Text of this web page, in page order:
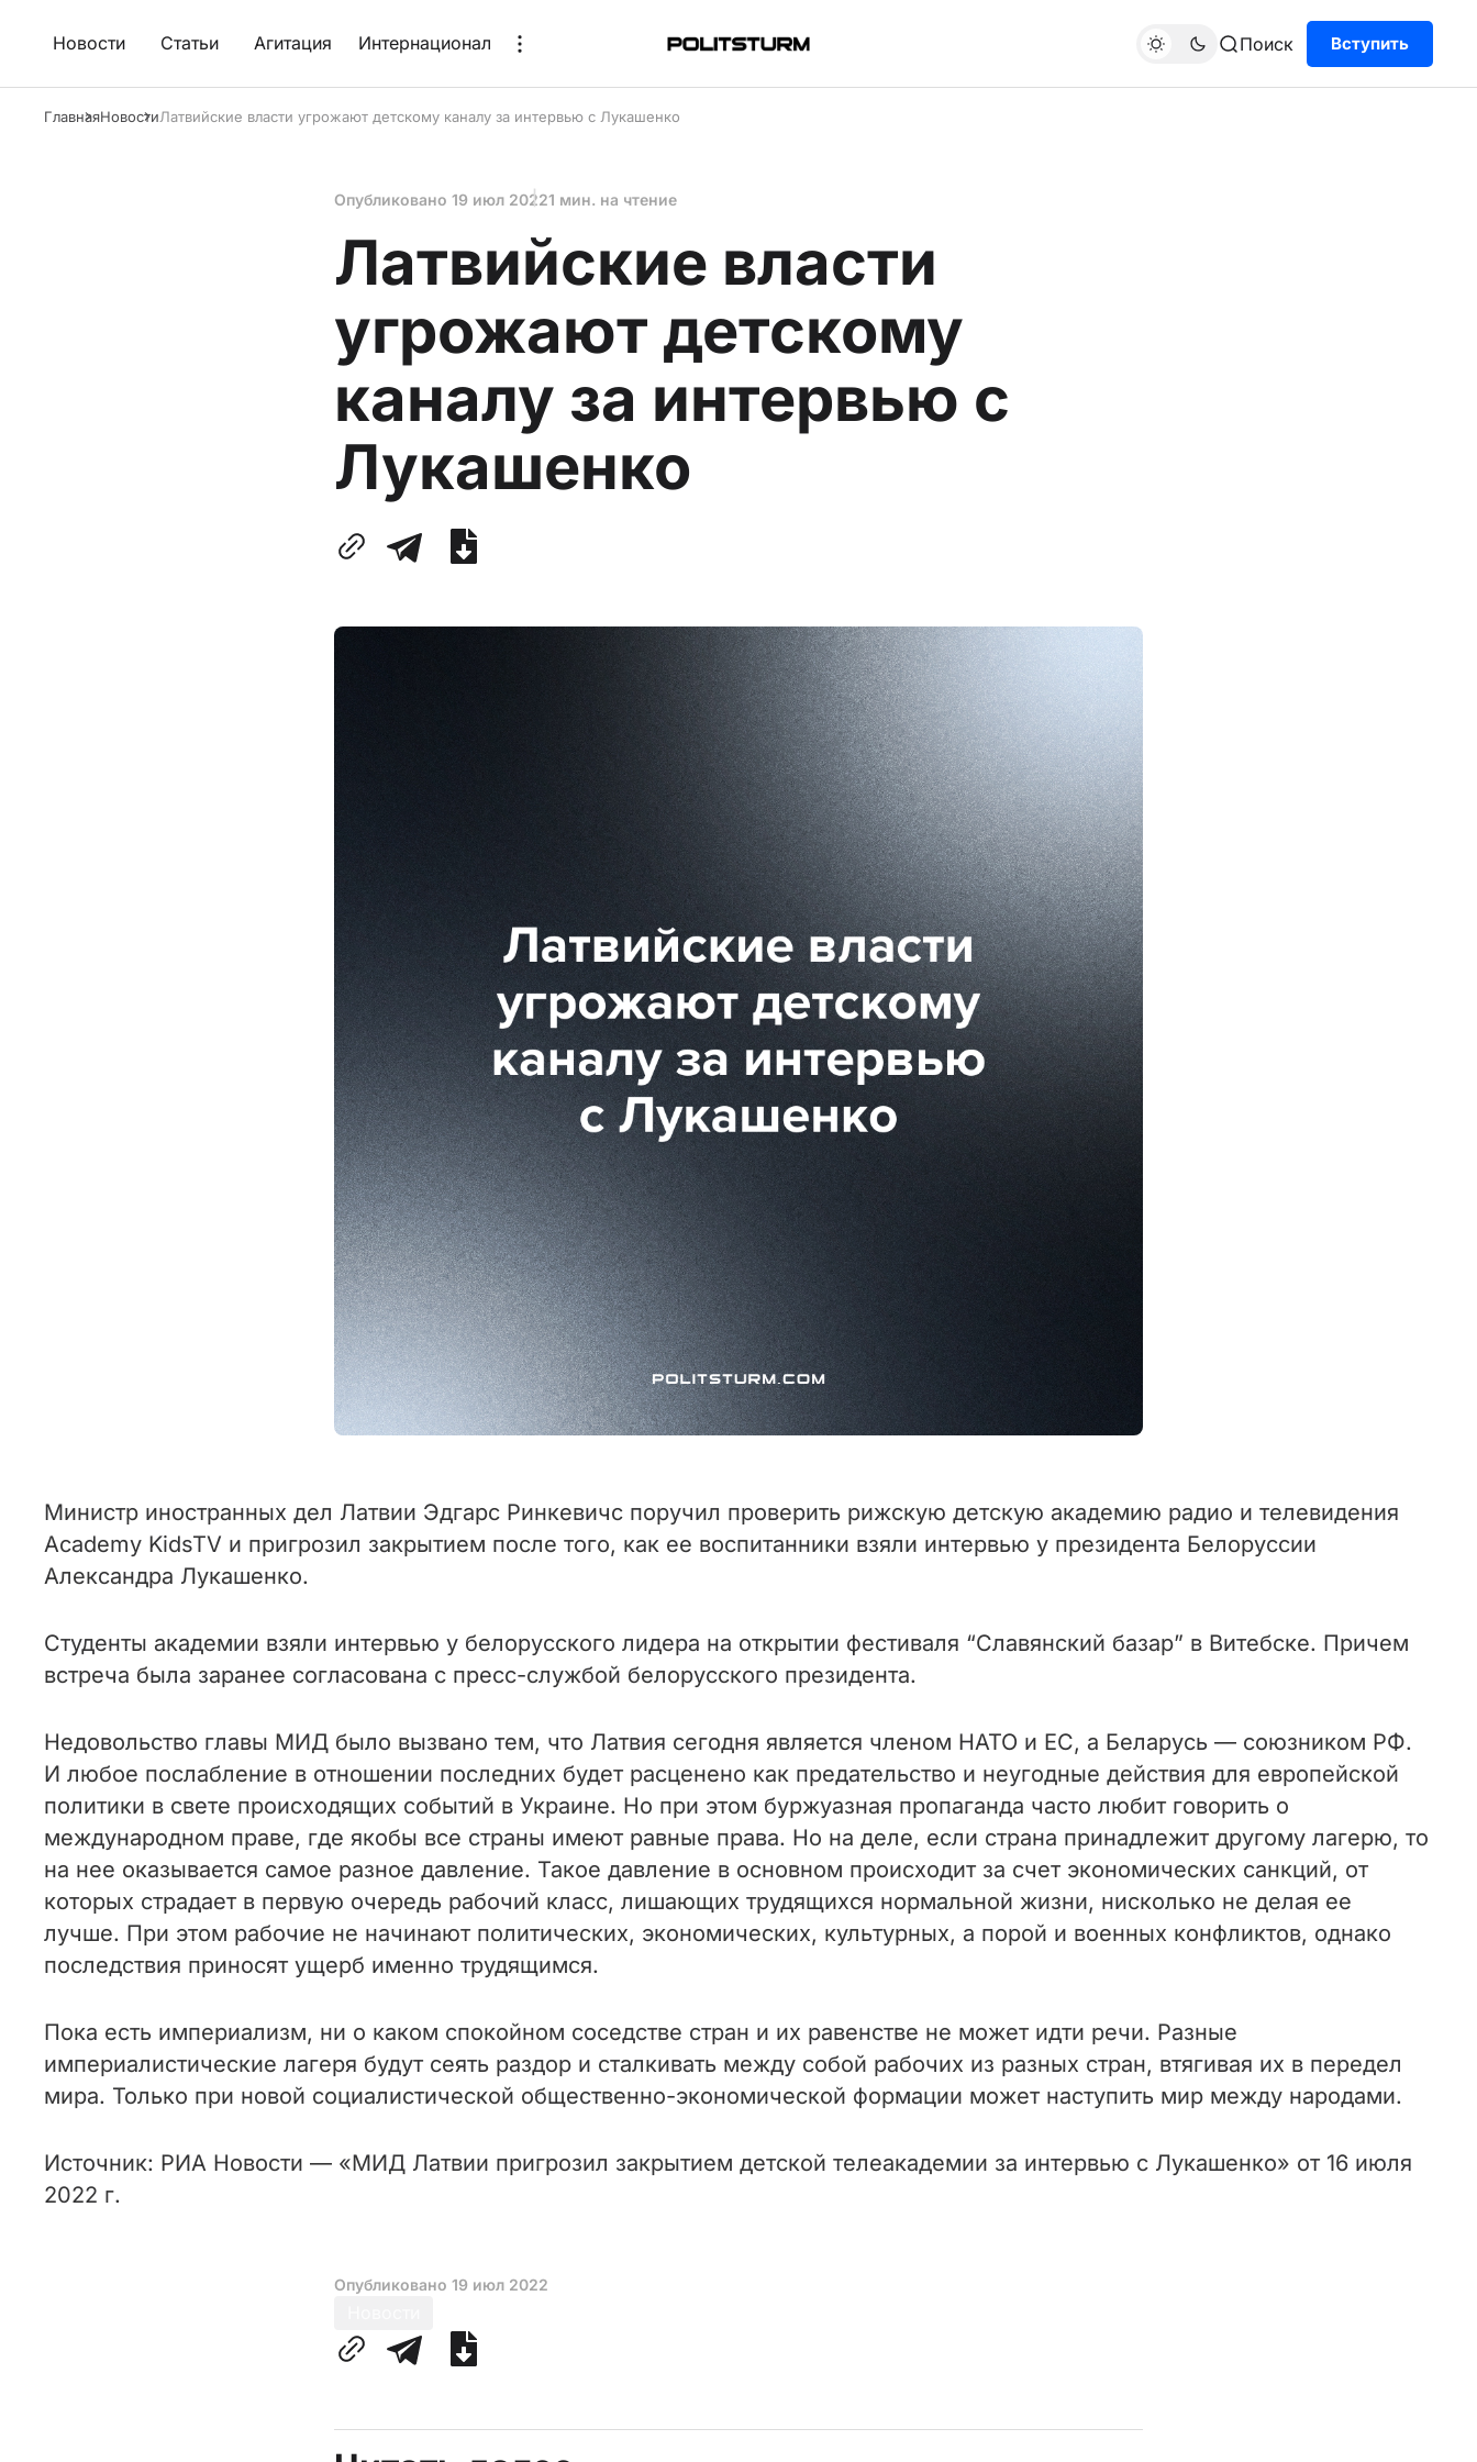
Новости Статьи Агитация Интернационал Поиск Вступить
ГлавнаяНовостиЛатвийские власти угрожают детскому каналу за интервью с Лукашенко
Опубликовано 19 июл 20221 мин. на чтение
Латвийские власти
угрожают детскому
каналу за интервью с
Лукашенко
Министр иностранных дел Латвии Эдгарс Ринкевичс поручил проверить рижскую детскую академию радио и телевидения
Academy KidsTV и пригрозил закрытием после того, как ее воспитанники взяли интервью у президента Белоруссии
Александра Лукашенко.
Студенты академии взяли интервью у белорусского лидера на открытии фестиваля “Славянский базар” в Витебске. Причем
встреча была заранее согласована с пресс-службой белорусского президента.
Недовольство главы МИД было вызвано тем, что Латвия сегодня является членом НАТО и ЕС, а Беларусь — союзником РФ.
И любое послабление в отношении последних будет расценено как предательство и неугодные действия для европейской
политики в свете происходящих событий в Украине. Но при этом буржуазная пропаганда часто любит говорить о
международном праве, где якобы все страны имеют равные права. Но на деле, если страна принадлежит другому лагерю, то
на нее оказывается самое разное давление. Такое давление в основном происходит за счет экономических санкций, от
которых страдает в первую очередь рабочий класс, лишающих трудящихся нормальной жизни, нисколько не делая ее
лучше. При этом рабочие не начинают политических, экономических, культурных, а порой и военных конфликтов, однако
последствия приносят ущерб именно трудящимся.
Пока есть империализм, ни о каком спокойном соседстве стран и их равенстве не может идти речи. Разные
империалистические лагеря будут сеять раздор и сталкивать между собой рабочих из разных стран, втягивая их в передел
мира. Только при новой социалистической общественно-экономической формации может наступить мир между народами.
Источник: РИА Новости — «МИД Латвии пригрозил закрытием детской телеакадемии за интервью с Лукашенко» от 16 июля
2022 г.
Опубликовано 19 июл 2022